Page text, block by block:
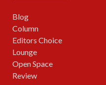
Blog
Column
Editors Choice
Lounge
Open Space
Review